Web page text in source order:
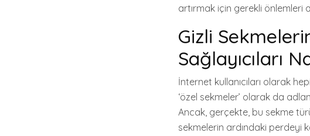
artırmak için gerekli önlemleri
Gizli
Sağlayıcıları
İnternet kullanıcıları olarak
‘özel sekmeler’ olarak da
Ancak, gerçekte, bu sekme
sekmelerin ardındaki perdeyi